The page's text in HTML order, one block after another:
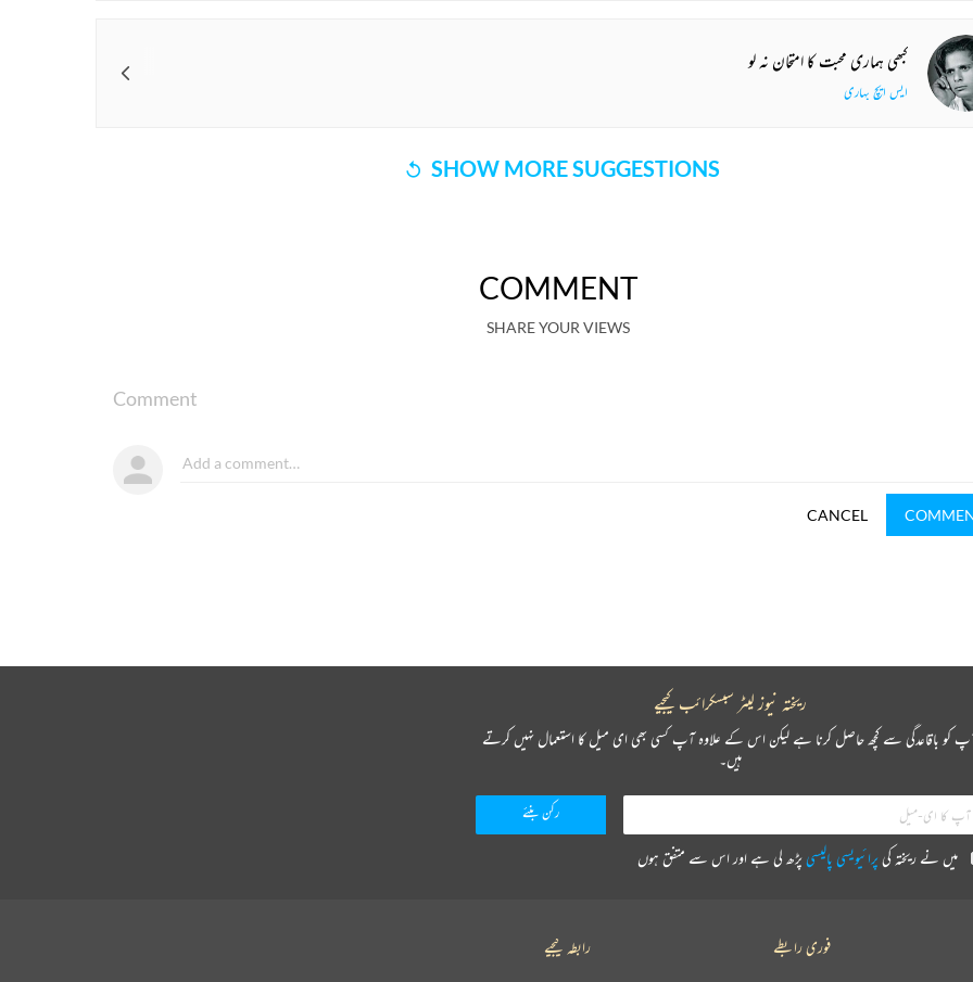
کبھی ہماری محبت کا امتحان نہ لو
ایس ایچ بہاری
SHOW MORE SUGGESTIONS
COMMENT
SHARE YOUR VIEWS
Comment
CANCEL
ریختہ نیوز لیٹر سبسکرائب کیجیے
کو باقاعدگی سے کچھ حاصل کرنا ہے لیکن اس کے علاوہ آپ کسی بھی ای میل کا استعمال نہیں کرتے
ہیں۔
میں نے ریختہ کیپرائیویسی پالیسیپڑھ لی ہے اور اس سے متفق ہوں
فوری رابطے رابطہ کیجیے